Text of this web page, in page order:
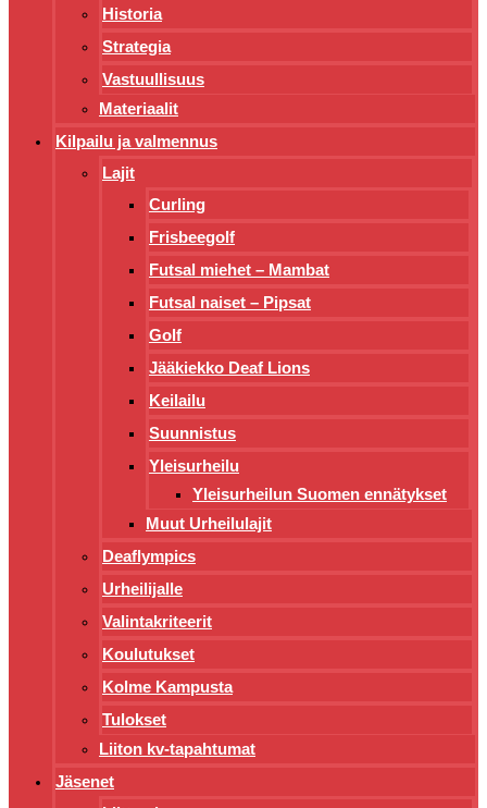
Historia
Strategia
Vastuullisuus
Materiaalit
Kilpailu ja valmennus
Lajit
Curling
Frisbeegolf
Futsal miehet – Mambat
Futsal naiset – Pipsat
Golf
Jääkiekko Deaf Lions
Keilailu
Suunnistus
Yleisurheilu
Yleisurheilun Suomen ennätykset
Muut Urheilulajit
Deaflympics
Urheilijalle
Valintakriteerit
Koulutukset
Kolme Kampusta
Tulokset
Liiton kv-tapahtumat
Jäsenet